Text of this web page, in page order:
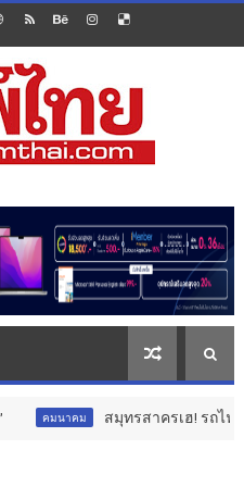
สมุทรสาครเฮ! รถไฟฟ้าสายสีแดง